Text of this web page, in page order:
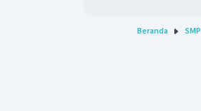
Beranda SMP